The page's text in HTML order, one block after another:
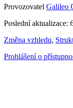
Provozovatel Galileo
Poslední aktualizace:
Změna vzhledu,
Prohlášení o